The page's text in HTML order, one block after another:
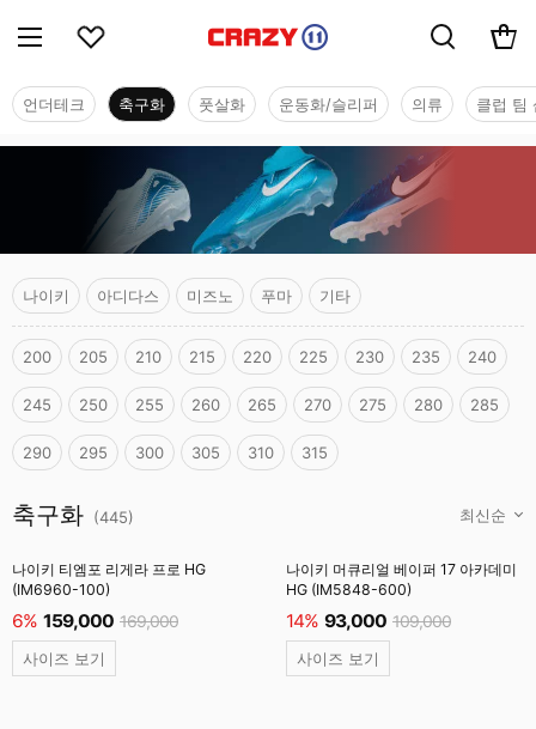
언더테크 축구화 풋살화 운동화/슬리퍼 의류 클럽 팀
나이키 아디다스 미즈노 푸마 기타
200 205 210 215 220 225 230 235 240
245 250 255 260 265 270 275 280 285
290 295 300 305 310 315
축구화 (445)
나이키 티엠포 리게라 프로 HG
(IM6960-100)
6% 159,000 169,000
사이즈 보기
나이키 머큐리얼 베이퍼 17 아카데미
HG (IM5848-600)
14% 93,000 109,000
사이즈 보기